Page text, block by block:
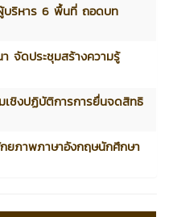
บริหาร 6 พื้นที่ ถอดบท
จัดประชุมสร้างความรู้
ชิงปฏิบัติการการยื่นจดสิทธิ
ยภาพภาษาอังกฤษนักศึกษา